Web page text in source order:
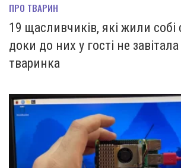
ПРО ТВАРИН
19 щасливчиків, які жили собі
доки до них у гості не
тваринка